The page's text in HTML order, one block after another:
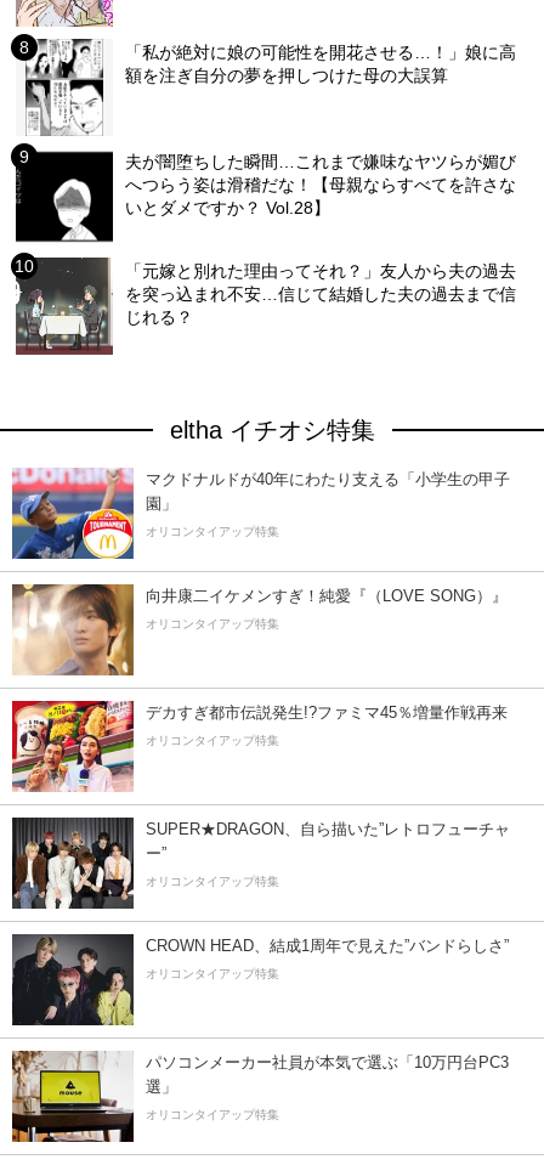
「私が絶対に娘の可能性を開花させる…！」娘に高
額を注ぎ自分の夢を押しつけた母の大誤算
夫が闇堕ちした瞬間…これまで嫌味なヤツらが媚び
へつらう姿は滑稽だな！【母親ならすべてを許さな
いとダメですか？ Vol.28】
「元嫁と別れた理由ってそれ？」友人から夫の過去
を突っ込まれ不安…信じて結婚した夫の過去まで信
じれる？
eltha イチオシ特集
マクドナルドが40年にわたり支える「小学生の甲子
園」
オリコンタイアップ特集
向井康二イケメンすぎ！純愛『（LOVE SONG）』
オリコンタイアップ特集
デカすぎ都市伝説発生!?ファミマ45％増量作戦再来
オリコンタイアップ特集
SUPER★DRAGON、自ら描いた”レトロフューチャ
ー”
オリコンタイアップ特集
CROWN HEAD、結成1周年で見えた”バンドらしさ”
オリコンタイアップ特集
パソコンメーカー社員が本気で選ぶ「10万円台PC3
選」
オリコンタイアップ特集